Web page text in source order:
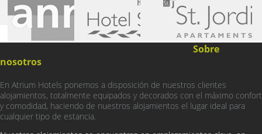
Sobre
nosotros
En Atrium Hotels ponemos a disposición de nuestros clientes
alojamientos, totalmente equipados y decorados con el máximo confort
y comodidad, haciendo de nuestros alojamientos el lugar ideal para
cualquier tipo de estancia.